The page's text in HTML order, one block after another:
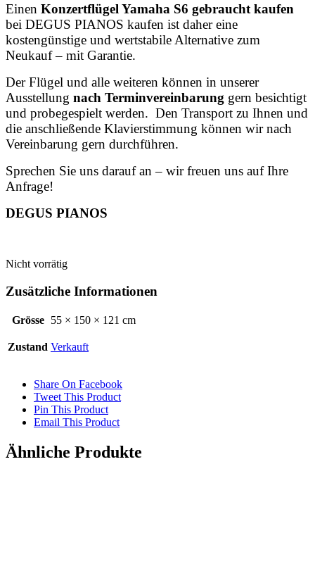
Einen Konzertflügel Yamaha S6 gebraucht kaufen
bei DEGUS PIANOS kaufen ist daher eine
kostengünstige und wertstabile Alternative zum
Neukauf – mit Garantie.
Der Flügel und alle weiteren können in unserer
Ausstellung nach Terminvereinbarung gern besichtigt
und probegespielt werden. Den Transport zu Ihnen und
die anschließende Klavierstimmung können wir nach
Vereinbarung gern durchführen.
Sprechen Sie uns darauf an – wir freuen uns auf Ihre
Anfrage!
DEGUS PIANOS
Nicht vorrätig
Zusätzliche Informationen
Grösse 55 × 150 × 121 cm
Zustand Verkauft
Share On Facebook
Tweet This Product
Pin This Product
Email This Product
Ähnliche Produkte